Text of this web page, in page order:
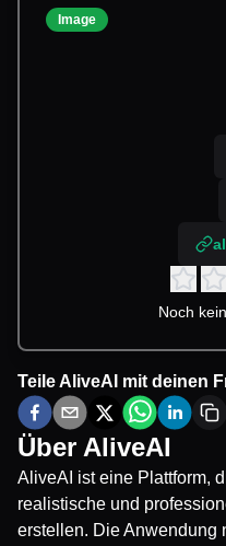
Image
Noch
TeileAliveAI mit deinen
Über AliveAI
AliveAI ist eine Plattform,
realistische und
erstellen. Die Anwendung